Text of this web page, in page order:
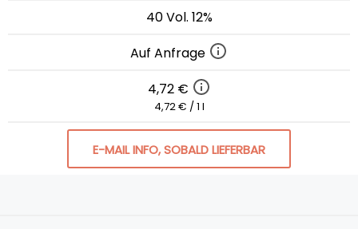
40 Vol. 12%
Auf Anfrage
4,72 €
4,72 € / 1 l
E-MAIL INFO, SOBALD LIEFERBAR